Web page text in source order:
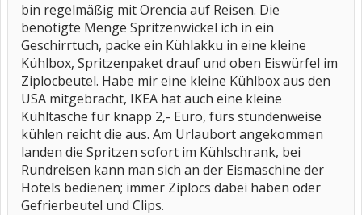
bin regelmäßig mit Orencia auf Reisen. Die
benötigte Menge Spritzenwickel ich in ein
Geschirrtuch, packe ein Kühlakku in eine kleine
Kühlbox, Spritzenpaket drauf und oben Eiswürfel im
Ziplocbeutel. Habe mir eine kleine Kühlbox aus den
USA mitgebracht, IKEA hat auch eine kleine
Kühltasche für knapp 2,- Euro, fürs stundenweise
kühlen reicht die aus. Am Urlaubort angekommen
landen die Spritzen sofort im Kühlschrank, bei
Rundreisen kann man sich an der Eismaschine der
Hotels bedienen; immer Ziplocs dabei haben oder
Gefrierbeutel und Clips.